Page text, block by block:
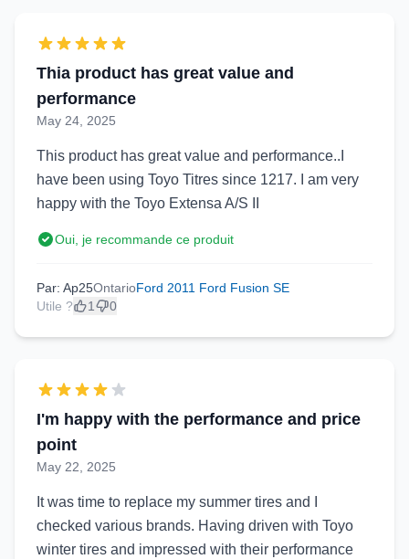
Thia product has great value and
performance
May 24, 2025
This product has great value and performance..I
have been using Toyo Titres since 1217. I am very
happy with the Toyo Extensa A/S II
Oui, je recommande ce produit
Par: Ap25OntarioFord 2011 Ford Fusion SE
Utile ?
1 0
I'm happy with the performance and price
point
May 22, 2025
It was time to replace my summer tires and I
checked various brands. Having driven with Toyo
winter tires and impressed with their performance